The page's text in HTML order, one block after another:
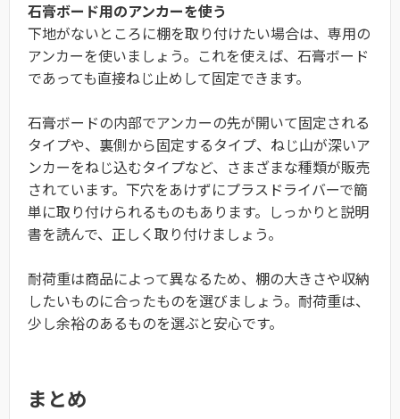
石膏ボード用のアンカーを使う
下地がないところに棚を取り付けたい場合は、専用の
アンカーを使いましょう。これを使えば、石膏ボード
であっても直接ねじ止めして固定できます。
石膏ボードの内部でアンカーの先が開いて固定される
タイプや、裏側から固定するタイプ、ねじ山が深いア
ンカーをねじ込むタイプなど、さまざまな種類が販売
されています。下穴をあけずにプラスドライバーで簡
単に取り付けられるものもあります。しっかりと説明
書を読んで、正しく取り付けましょう。
耐荷重は商品によって異なるため、棚の大きさや収納
したいものに合ったものを選びましょう。耐荷重は、
少し余裕のあるものを選ぶと安心です。
まとめ